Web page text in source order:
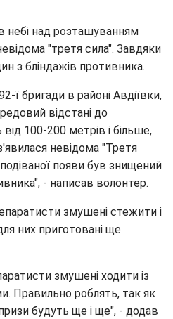
небі над розташуванням
"третя сила". Завдяки
з бліндажів противника.
ї бригади в районі Авдіївки,
відстані до
100-200 метрів і більше,
невідома "Третя
появи був знищений
- написав волонтер.
змушені стежити і
них приготовані ще
змушені ходити із
Правильно роблять, так як
будуть ще і ще", - додав